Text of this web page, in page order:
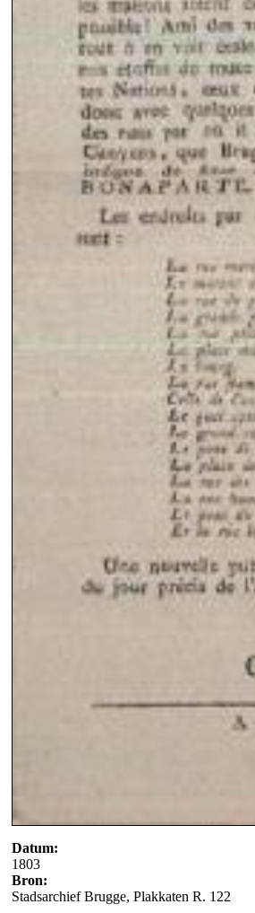
Datum:
1803
Bron:
Stadsarchief Brugge, Plakkaten R. 122